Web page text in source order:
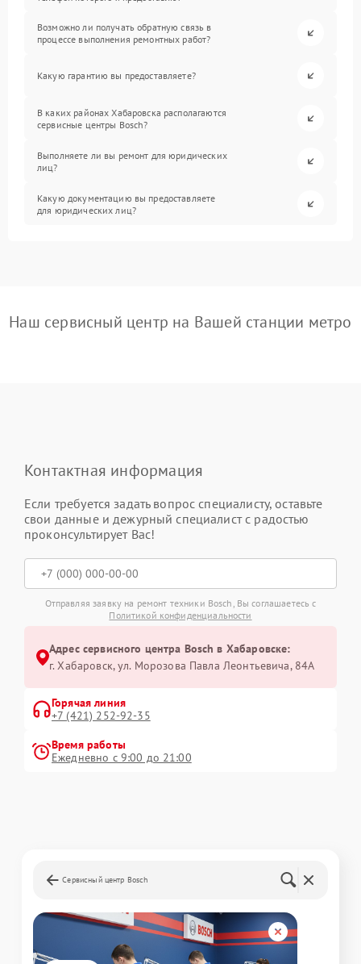
Возможно ли получать обратную связь в
процессе выполнения ремонтных работ?
Какую гарантию вы предоставляете?
В каких районах Хабаровска располагаются
сервисные центры Bosch?
Выполняете ли вы ремонт для юридических
лиц?
Какую документацию вы предоставляете
для юридических лиц?
Наш сервисный центр на Вашей станции метро
Контактная информация
Если требуется задать вопрос специалисту, оставьте
свои данные и дежурный специалист с радостью
проконсультирует Вас!
Отправляя заявку на ремонт техники Bosch, Вы соглашаетесь с
Политикой конфиденциальности
Адрес сервисного центра Bosch в Хабаровске:
г. Хабаровск, ул. Морозова Павла Леонтьевича, 84А
Горячая линия
+7 (421) 252-92-35
Время работы
Ежедневно с 9:00 до 21:00
Сервисный центр Bosch